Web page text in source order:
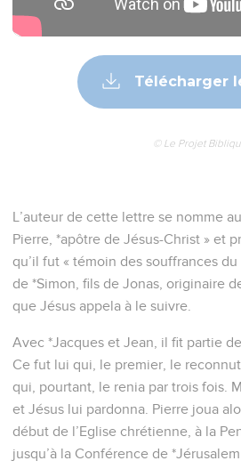
Télécharger
© Le Projet
L’auteur de cette lettre se nomme
Pierre, *apôtre de Jésus-Christ » et
qu’il fut « témoin des souffrances du
de *Simon, fils de Jonas, originaire
que Jésus appela à le suivre.
Avec *Jacques et Jean, il fit partie
Ce fut lui qui, le premier, le
qui, pourtant, le renia par trois fois.
et Jésus lui pardonna. Pierre joua
début de l’Eglise chrétienne, à la
jusqu’à la Conférence de